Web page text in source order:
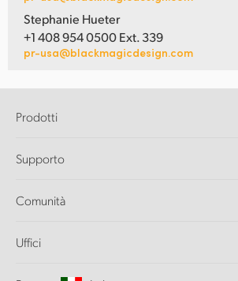
Stephanie Hueter
+1 408 954 0500 Ext. 339
pr-usa@blackmagicdesign.com
Prodotti
DaVinci Resolve e Fusion
Ultimatte
Acquisizione e riproduzione
Supporto
Centro assistenza
Comunità
Uffici